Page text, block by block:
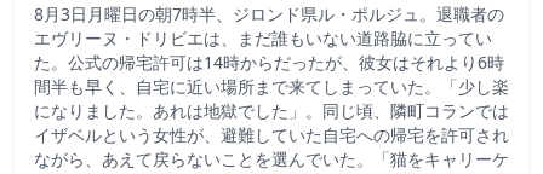
8月3日月曜日の朝7時半、ジロンド県ル・ポルジュ。退職者の
エヴリーヌ・ドリビエは、まだ誰もいない道路脇に立ってい
た。公式の帰宅許可は14時からだったが、彼女はそれより6時
間半も早く、自宅に近い場所まで来てしまっていた。「少し楽
になりました。あれは地獄でした」。同じ頃、隣町コランでは
イザベルという女性が、避難していた自宅への帰宅を許可され
ながら、あえて戻らないことを選んでいた。「猫をキャリーケ